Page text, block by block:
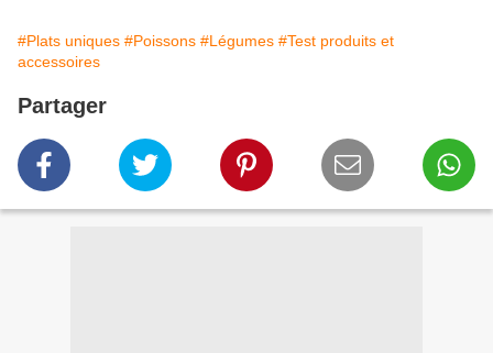
#Plats uniques #Poissons #Légumes #Test produits et
accessoires
Partager